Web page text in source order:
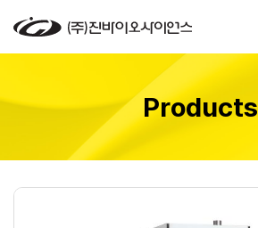
Products